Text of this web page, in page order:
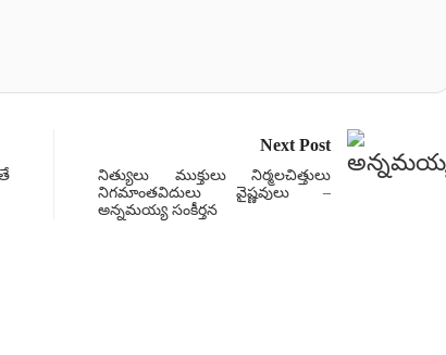
Next Post
నిత్యులు ముక్తులు నిర్మలచిత్తులు
నిగమాంతవిదులు వైష్ణవులు –
అన్నమయ్య సంకీర్తన